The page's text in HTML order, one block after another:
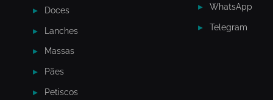
Doces
Lanches
Massas
Pães
Petiscos
WhatsApp
Telegram